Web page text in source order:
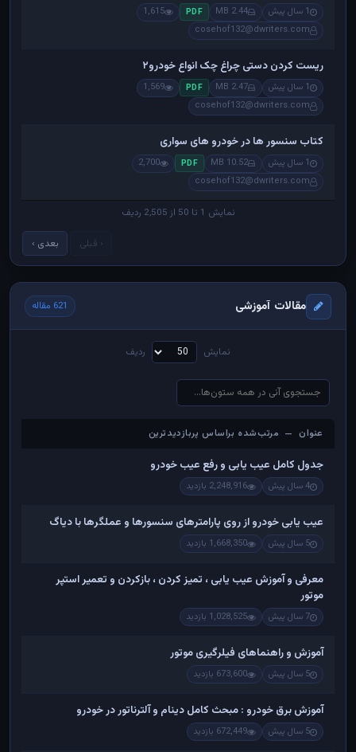
1 سال پیش 2.44 MB
PDF
1,615
cosehof132@dwriters.com
ریست کردن دستی چراغ چک انواع خودرو۲
1 سال پیش 2.47 MB
PDF
1,569
cosehof132@dwriters.com
کتاب سنسور ها در خودرو های سواری
1 سال پیش 10.52 MB
PDF
2,700
cosehof132@dwriters.com
نمایش 1 تا 50 از 2,505 ردیف
‹ قبلی بعدی ›
مقالات آموزشی 621 مقاله
نمایش ردیف
عنوان — مرتب‌شده براساس پربازدیدترین
عنوان — مرتب‌شده براساس پربازدیدترین
جدول کامل عیب یابی و رفع عیب خودرو
4 سال پیش 2,248,916 بازدید
عیب یابی خودرو از روی پارامترهای سنسورها و عملگرها با دیاگ
5 سال پیش 1,668,350 بازدید
معرفی و آموزش عیب یابی ، تمیز کردن ، بازکردن و تعمیر استپر
موتور
7 سال پیش 1,028,525 بازدید
آموزش و راهنماهای فیلرگیری موتور
5 سال پیش 673,600 بازدید
آموزش برق خودرو : مبحث کامل دینام و آلترناتور در خودرو
5 سال پیش 672,449 بازدید